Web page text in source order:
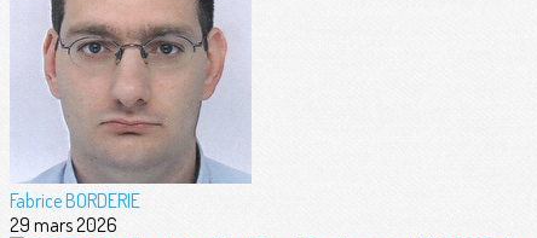
Fabrice BORDERIE
29 mars 2026